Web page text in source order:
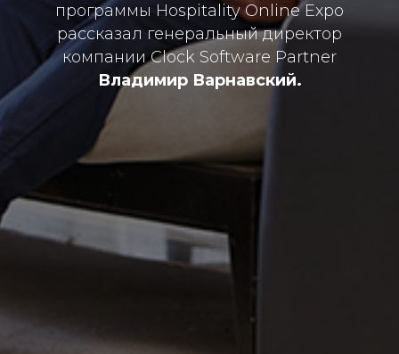
программы Hospitality Online Expo
рассказал генеральный директор
компании Clock Software Partner
Владимир Варнавский.